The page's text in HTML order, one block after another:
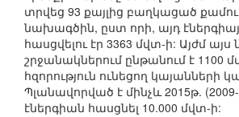
տրվեց 93 քայլից բաղկացած քամու
նախագծին, ըստ որի, այդ
հասցվելու էր 3363 մվտ-ի: Այժմ
շրջանակներում ընթանում է 1100
հզորություն ունեցող կայանների
Պլանավորված է մինչև 2015թ.
էներգիան հասցնել 10.000 մվտ-ի: